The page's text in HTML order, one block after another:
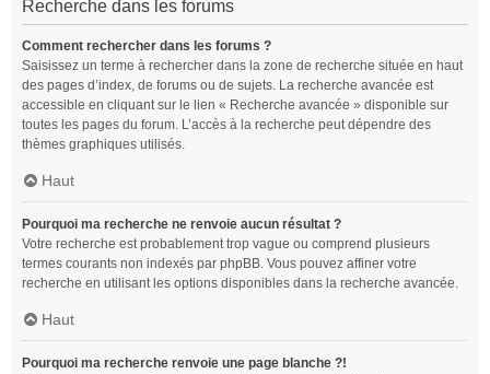
Recherche dans les forums
Comment rechercher dans les forums ?
Saisissez un terme à rechercher dans la zone de recherche située en haut
des pages d’index, de forums ou de sujets. La recherche avancée est
accessible en cliquant sur le lien « Recherche avancée » disponible sur
toutes les pages du forum. L’accès à la recherche peut dépendre des
thèmes graphiques utilisés.
Haut
Pourquoi ma recherche ne renvoie aucun résultat ?
Votre recherche est probablement trop vague ou comprend plusieurs
termes courants non indexés par phpBB. Vous pouvez affiner votre
recherche en utilisant les options disponibles dans la recherche avancée.
Haut
Pourquoi ma recherche renvoie une page blanche ?!